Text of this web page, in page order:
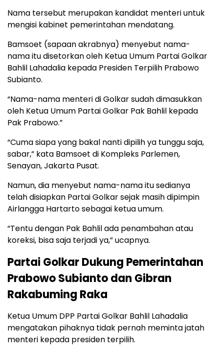
Nama tersebut merupakan kandidat menteri untuk
mengisi kabinet pemerintahan mendatang.
Bamsoet (sapaan akrabnya) menyebut nama-
nama itu disetorkan oleh Ketua Umum Partai Golkar
Bahlil Lahadalia kepada Presiden Terpilih Prabowo
Subianto.
“Nama-nama menteri di Golkar sudah dimasukkan
oleh Ketua Umum Partai Golkar Pak Bahlil kepada
Pak Prabowo.”
“Cuma siapa yang bakal nanti dipilih ya tunggu saja,
sabar,” kata Bamsoet di Kompleks Parlemen,
Senayan, Jakarta Pusat.
Namun, dia menyebut nama-nama itu sedianya
telah disiapkan Partai Golkar sejak masih dipimpin
Airlangga Hartarto sebagai ketua umum.
“Tentu dengan Pak Bahlil ada penambahan atau
koreksi, bisa saja terjadi ya,” ucapnya.
Partai Golkar Dukung Pemerintahan
Prabowo Subianto dan Gibran
Rakabuming Raka
Ketua Umum DPP Partai Golkar Bahlil Lahadalia
mengatakan pihaknya tidak pernah meminta jatah
menteri kepada presiden terpilih.